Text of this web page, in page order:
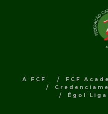
A FCF FCF
Égol